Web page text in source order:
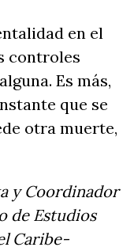
en el
controles
Es más,
que se
otra muerte,
y Coordinador
de Estudios
Caribe-